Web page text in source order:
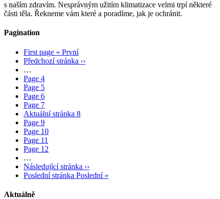
s naším zdravím. Nesprávným užitím klimatizace velmi trpí některé
části těla. Řekneme vám které a poradíme, jak je ochránit.
Pagination
First page « První
Předchozí stránka ‹‹
…
Page 4
Page 5
Page 6
Page 7
Aktuální stránka 8
Page 9
Page 10
Page 11
Page 12
…
Následující stránka ››
Poslední stránka Poslední »
Aktuálně